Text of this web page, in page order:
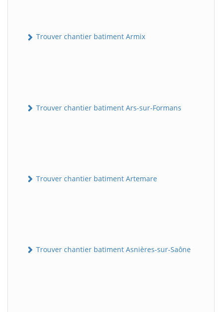
Trouver chantier batiment Armix
Trouver chantier batiment Ars-sur-Formans
Trouver chantier batiment Artemare
Trouver chantier batiment Asnières-sur-Saône